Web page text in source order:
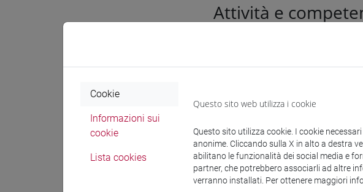
Attività e
Settore Scientifico
Aree geografiche in cui
prevalentemente
ricerca
Cookie
Informazioni sui
cookie
Lista cookies
Questo sito web utilizza i cookie
Questo sito utilizza cookie. I cookie
anonime. Cliccando sulla X in alto a destra
abilitano le funzionalità dei social media e
partner, che potrebbero associarli ad altre
verranno installati. Per ottenere maggiori